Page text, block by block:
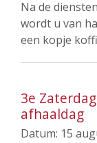
Na de
wordt u van
een kopje
3e
afhaaldag
Datum: 15